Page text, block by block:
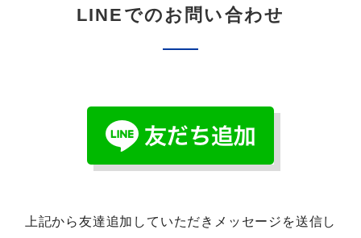
LINEでのお問い合わせ
上記から友達追加していただきメッセージを送信し